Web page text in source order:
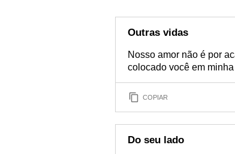
Outras vidas
Nosso amor não é por
colocado você em
COPIAR
Do seu lado